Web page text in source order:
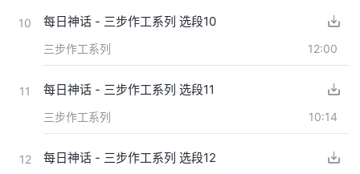
10 每日神话 - 三步作工系列 选段10
三步作工系列 12:00
11 每日神话 - 三步作工系列 选段11
三步作工系列 10:14
12 每日神话 - 三步作工系列 选段12